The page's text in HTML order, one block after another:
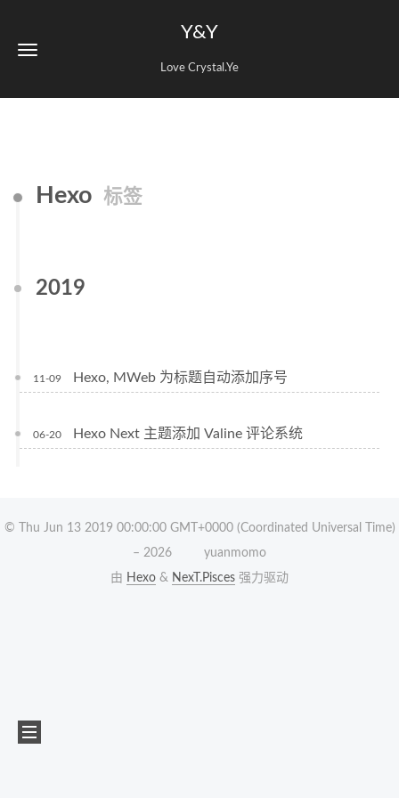
Y&Y
Love Crystal.Ye
Hexo 标签
2019
11-09 Hexo, MWeb 为标题自动添加序号
06-20 Hexo Next 主题添加 Valine 评论系统
© Thu Jun 13 2019 00:00:00 GMT+0000 (Coordinated Universal Time)
–2026
yuanmomo
由 Hexo & NexT.Pisces 强力驱动